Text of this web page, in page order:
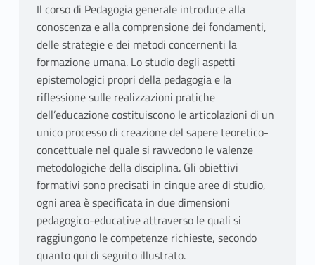
Il corso di Pedagogia generale introduce alla
conoscenza e alla comprensione dei fondamenti,
delle strategie e dei metodi concernenti la
formazione umana. Lo studio degli aspetti
epistemologici propri della pedagogia e la
riflessione sulle realizzazioni pratiche
dell’educazione costituiscono le articolazioni di un
unico processo di creazione del sapere teoretico-
concettuale nel quale si ravvedono le valenze
metodologiche della disciplina. Gli obiettivi
formativi sono precisati in cinque aree di studio,
ogni area è specificata in due dimensioni
pedagogico-educative attraverso le quali si
raggiungono le competenze richieste, secondo
quanto qui di seguito illustrato.